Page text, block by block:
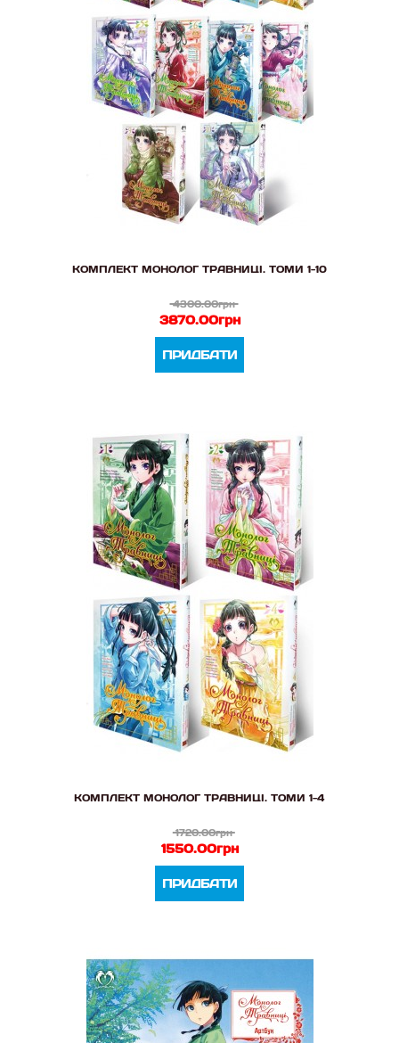
КОМПЛЕКТ МОНОЛОГ ТРАВНИЦІ. ТОМИ 1-10
4300.00грн
3870.00грн
ПРИДБАТИ
КОМПЛЕКТ МОНОЛОГ ТРАВНИЦІ. ТОМИ 1-4
1720.00грн
1550.00грн
ПРИДБАТИ